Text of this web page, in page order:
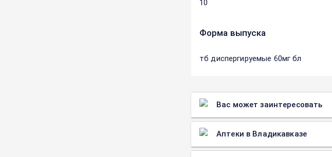
10
Форма выпуска
тб диспергируемые 60мг бл
Вас может заинтересовать
Аптеки в Владикавказе